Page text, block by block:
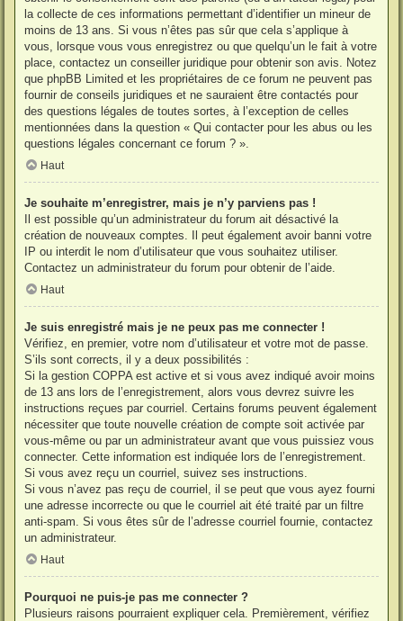
la collecte de ces informations permettant d’identifier un mineur de
moins de 13 ans. Si vous n’êtes pas sûr que cela s’applique à
vous, lorsque vous vous enregistrez ou que quelqu’un le fait à votre
place, contactez un conseiller juridique pour obtenir son avis. Notez
que phpBB Limited et les propriétaires de ce forum ne peuvent pas
fournir de conseils juridiques et ne sauraient être contactés pour
des questions légales de toutes sortes, à l’exception de celles
mentionnées dans la question « Qui contacter pour les abus ou les
questions légales concernant ce forum ? ».
Haut
Je souhaite m’enregistrer, mais je n’y parviens pas !
Il est possible qu’un administrateur du forum ait désactivé la
création de nouveaux comptes. Il peut également avoir banni votre
IP ou interdit le nom d’utilisateur que vous souhaitez utiliser.
Contactez un administrateur du forum pour obtenir de l’aide.
Haut
Je suis enregistré mais je ne peux pas me connecter !
Vérifiez, en premier, votre nom d’utilisateur et votre mot de passe.
S’ils sont corrects, il y a deux possibilités :
Si la gestion COPPA est active et si vous avez indiqué avoir moins
de 13 ans lors de l’enregistrement, alors vous devrez suivre les
instructions reçues par courriel. Certains forums peuvent également
nécessiter que toute nouvelle création de compte soit activée par
vous-même ou par un administrateur avant que vous puissiez vous
connecter. Cette information est indiquée lors de l’enregistrement.
Si vous avez reçu un courriel, suivez ses instructions.
Si vous n’avez pas reçu de courriel, il se peut que vous ayez fourni
une adresse incorrecte ou que le courriel ait été traité par un filtre
anti-spam. Si vous êtes sûr de l’adresse courriel fournie, contactez
un administrateur.
Haut
Pourquoi ne puis-je pas me connecter ?
Plusieurs raisons pourraient expliquer cela. Premièrement, vérifiez